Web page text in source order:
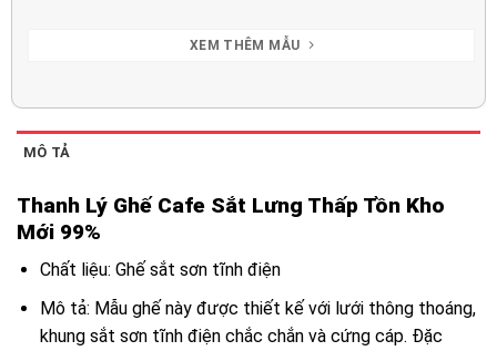
XEM THÊM MẪU
MÔ TẢ
Thanh Lý Ghế Cafe Sắt Lưng Thấp Tồn Kho
Mới 99%
Chất liệu: Ghế sắt sơn tĩnh điện
Mô tả: Mẫu ghế này được thiết kế với lưới thông thoáng,
khung sắt sơn tĩnh điện chắc chắn và cứng cáp. Đặc